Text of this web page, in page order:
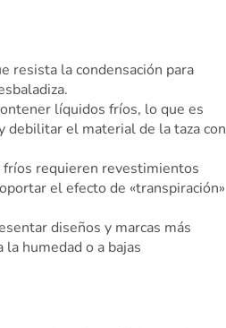
resista la condensación para
líquidos fríos, lo que es
debilitar el material de la taza con
requieren revestimientos
el efecto de «transpiración»
diseños y marcas más
humedad o a bajas